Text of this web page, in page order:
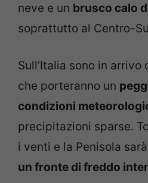
neve e un brusco calo
soprattutto al Centro-
Sull’Italia sono in
che porteranno un
condizioni
precipitazioni sparse.
i venti e la Penisola
un fronte di freddo